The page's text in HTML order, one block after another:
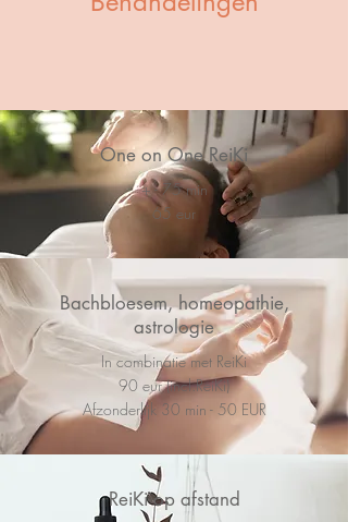
One on One ReiKi
+ - 75 min
65 eur
Bachbloesem, homeopathie,
astrologie
In combinatie met ReiKi
90 eur (incl.ReiKi)
Afzonderlijk 30 min - 50 EUR
ReiKi op afstand